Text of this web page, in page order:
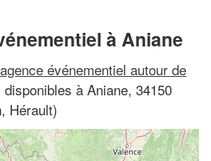
à Aniane
agence événementiel autour de
à Aniane, 34150
Hérault)